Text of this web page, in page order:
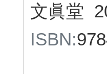
文眞堂
ISBN: